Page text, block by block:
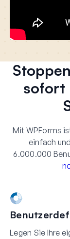
sofort
Mit WPForms
einfach
6.000.000
Legen Sie Ihre